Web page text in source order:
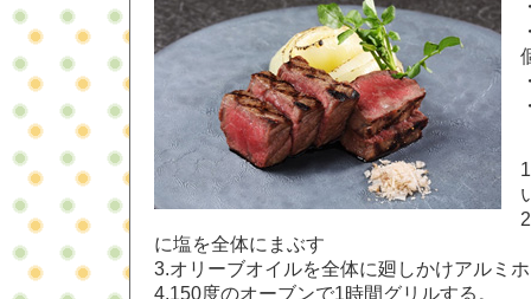
に塩を全体にまぶす
3.オリーブオイルを全体に廻しかけアルミ
4.150度のオーブンで1時間グリルする。